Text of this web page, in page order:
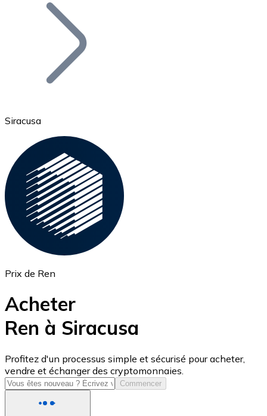
Bitcoin
Ethereum
ETH
USD Coin
USDC
Siracusa
Prix de Ren
Acheter
Ren à Siracusa
Profitez d'un processus simple et sécurisé pour acheter,
vendre et échanger des cryptomonnaies.
Commencer